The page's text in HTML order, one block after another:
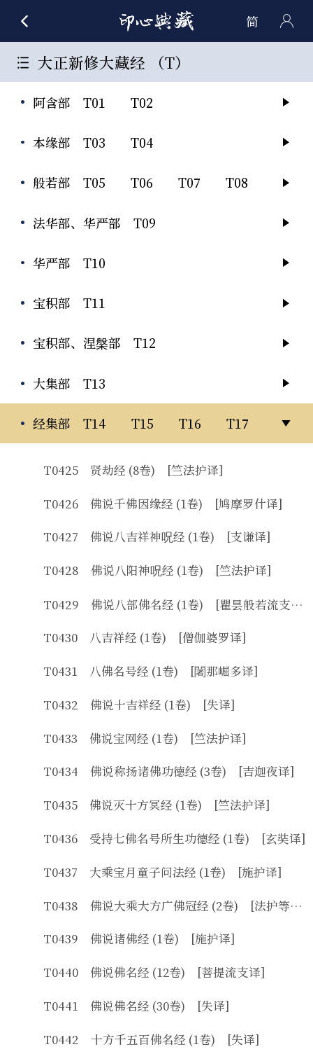
简
大正新修大藏经 （T）
阿含部 T01 T02
本缘部 T03 T04
般若部 T05 T06 T07 T08
法华部、华严部 T09
华严部 T10
宝积部 T11
宝积部、涅槃部 T12
大集部 T13
经集部 T14 T15 T16 T17
T0425 贤劫经 (8卷) [竺法护译]
T0426 佛说千佛因缘经 (1卷) [鸠摩罗什译]
T0427 佛说八吉祥神呪经 (1卷) [支谦译]
T0428 佛说八阳神呪经 (1卷) [竺法护译]
T0429 佛说八部佛名经 (1卷) [瞿昙般若流支译]
T0430 八吉祥经 (1卷) [僧伽婆罗译]
T0431 八佛名号经 (1卷) [闍那崛多译]
T0432 佛说十吉祥经 (1卷) [失译]
T0433 佛说宝网经 (1卷) [竺法护译]
T0434 佛说称扬诸佛功德经 (3卷) [吉迦夜译]
T0435 佛说灭十方冥经 (1卷) [竺法护译]
T0436 受持七佛名号所生功德经 (1卷) [玄奘译]
T0437 大乘宝月童子问法经 (1卷) [施护译]
T0438 佛说大乘大方广佛冠经 (2卷) [法护等译]
T0439 佛说诸佛经 (1卷) [施护译]
T0440 佛说佛名经 (12卷) [菩提流支译]
T0441 佛说佛名经 (30卷) [失译]
T0442 十方千五百佛名经 (1卷) [失译]